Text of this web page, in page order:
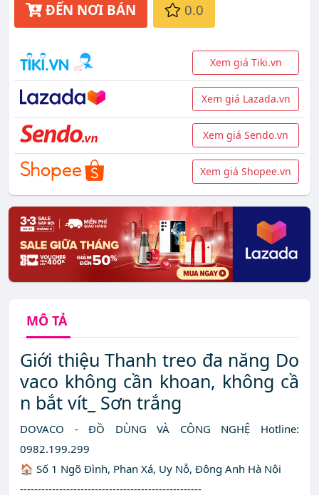
ĐẾN NƠI BÁN 0.0
Xem giá Tiki.vn
Xem giá Lazada.vn
Xem giá Sendo.vn
Xem giá Shopee.vn
MÔ TẢ
Giới thiệu Thanh treo đa năng Do
vaco không cần khoan, không cầ
n bắt vít_ Sơn trắng
DOVACO - ĐỒ DÙNG VÀ CÔNG NGHỆ Hotline:
0982.199.299
🏠 Số 1 Ngõ Đình, Phan Xá, Uy Nỗ, Đông Anh Hà Nội
---------------------------------------------------